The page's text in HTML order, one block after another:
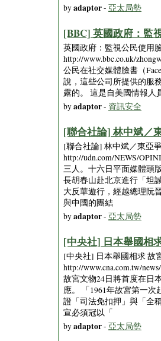
byadaptor- 亞太局勢
[BBC] 英國政府：監
英國政府：監視公民使用
http://www.bbc.co.uk/
公民在社交媒體臉書（
說，這些公司所提供的服
露的。 這是自美國情報人
byadaptor- 資訊安全
[聯合社論] 林中斌／
[聯合社論] 林中斌／東亞
http://udn.com/NEWS/
三人。十六日平面媒體頭
長胡春山赴北京進行「坦
大反華遊行，經越總理阮
與中國的團結
byadaptor- 亞太局勢
[中央社] 日本舉國相
[中央社] 日本舉國相求 故
http://www.cna.com.tw/
故宮文物24日將首度在日
應。 「1961年故宮第一
證「司法免扣押」與「全
宣必須冠以「
byadaptor- 亞太局勢